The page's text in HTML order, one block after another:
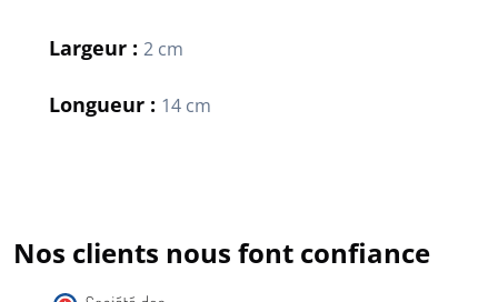
Largeur : 2 cm
Longueur : 14 cm
Nos clients nous font confiance